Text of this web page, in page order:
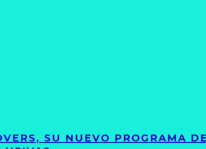
SU NUEVO PROGRAMA